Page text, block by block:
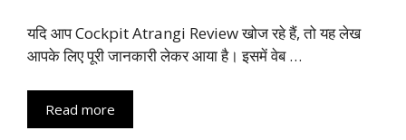
यदि आप Cockpit Atrangi Review खोज रहे हैं, तो यह लेख
आपके लिए पूरी जानकारी लेकर आया है। इसमें वेब …
Read more